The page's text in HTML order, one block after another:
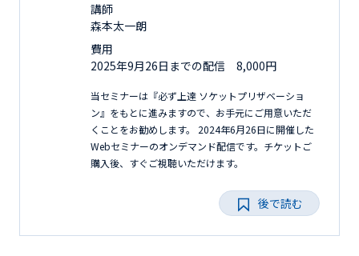
講師
森本太一朗
費用
2025年9月26日までの配信 8,000円
当セミナーは『必ず上達 ソケットプリザベーショ
ン』をもとに進みますので、お手元にご用意いただ
くことをお勧めします。 2024年6月26日に開催した
Webセミナーのオンデマンド配信です。チケットご
購入後、すぐご視聴いただけます。
後で読む